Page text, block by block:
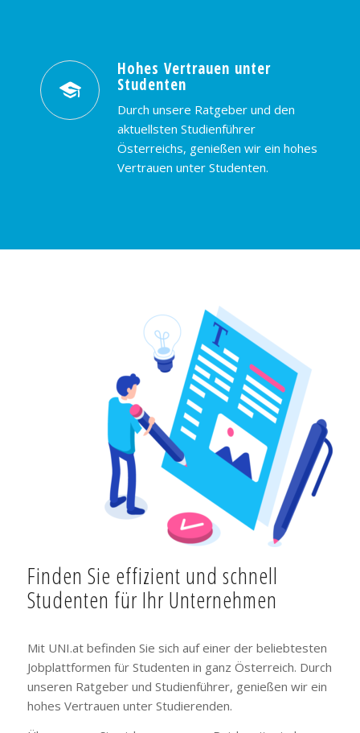
Hohes Vertrauen unter
Studenten
Durch unsere Ratgeber und den
aktuellsten Studienführer
Österreichs, genießen wir ein hohes
Vertrauen unter Studenten.
Finden Sie effizient und schnell
Studenten für Ihr Unternehmen
Mit UNI.at befinden Sie sich auf einer der beliebtesten
Jobplattformen für Studenten in ganz Österreich. Durch
unseren Ratgeber und Studienführer, genießen wir ein
hohes Vertrauen unter Studierenden.